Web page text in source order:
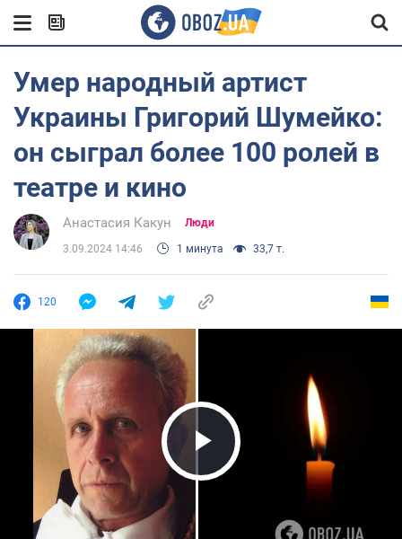
Умер народный артист
Украины Григорий Шумейко:
он сыграл более 100 ролей в
театре и кино
Анастасия Какун Люди
3.09.2024 14:46 1 минута 33,7 т.
120
Play Video